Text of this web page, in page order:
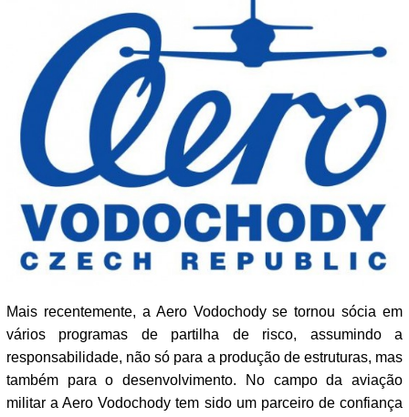
Mais recentemente, a Aero Vodochody se tornou sócia em
vários programas de partilha de risco, assumindo a
responsabilidade, não só para a produção de estruturas, mas
também para o desenvolvimento. No campo da aviação
militar a Aero Vodochody tem sido um parceiro de confiança